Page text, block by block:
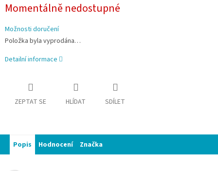
cena:
Momentálně nedostupné
Možnosti doručení
Položka byla vyprodána…
Detailní informace
ZEPTAT SE HLÍDAT SDÍLET
Popis Hodnocení Značka